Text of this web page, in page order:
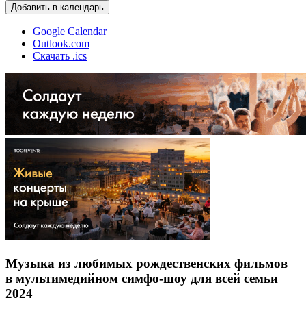
Добавить в календарь
Google Calendar
Outlook.com
Скачать .ics
Музыка из любимых рождественских фильмов
в мультимедийном симфо-шоу для всей семьи
2024